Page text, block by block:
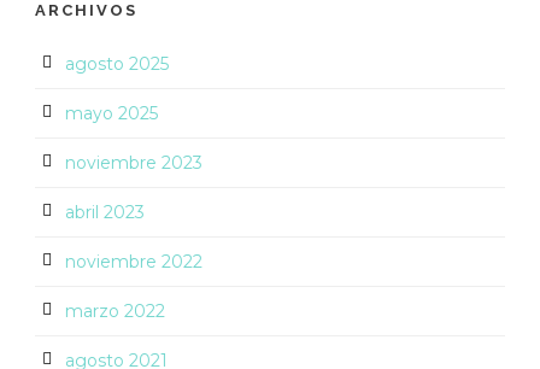
ARCHIVOS
agosto 2025
mayo 2025
noviembre 2023
abril 2023
noviembre 2022
marzo 2022
agosto 2021